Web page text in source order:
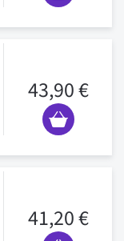
43,90 €
41,20 €